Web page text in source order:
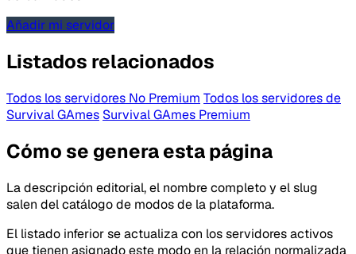
Añadir mi servidor
Listados relacionados
Todos los servidores No Premium Todos los servidores de
Survival GAmes Survival GAmes Premium
Cómo se genera esta página
La descripción editorial, el nombre completo y el slug
salen del catálogo de modos de la plataforma.
El listado inferior se actualiza con los servidores activos
que tienen asignado este modo en la relación normalizada